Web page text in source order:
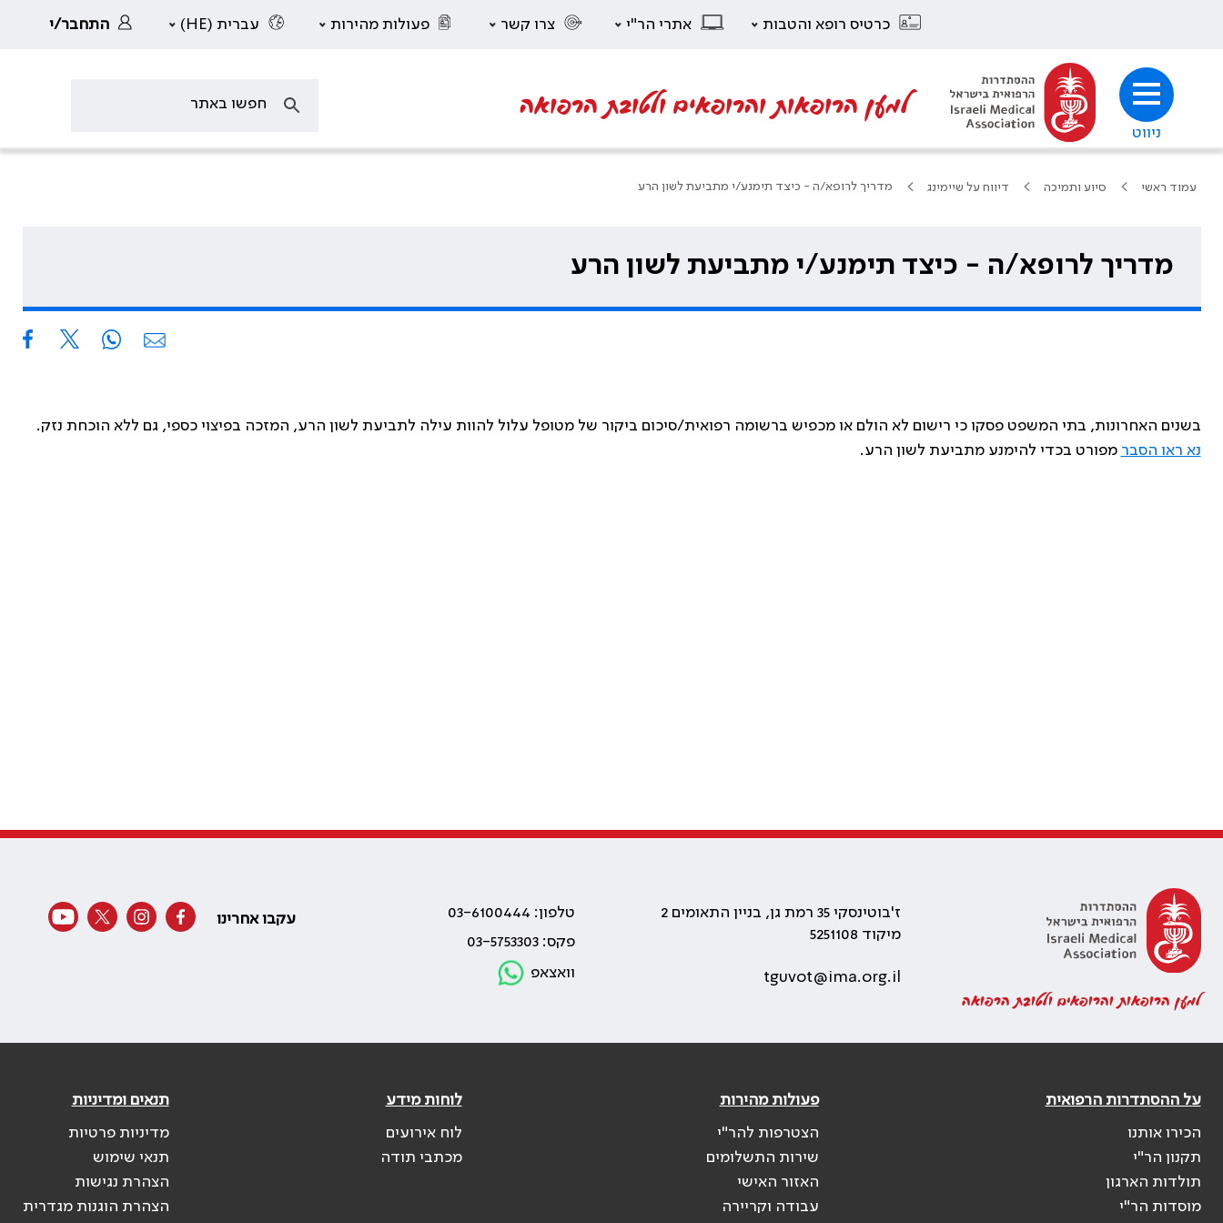
כרטיס רופא והטבות אתרי הר"י צרו קשר פעולות מהירות עברית (HE) התחבר/י
ניווט
למען הרופאות והרופאים ולטובת הרפואה
עמוד ראשי סיוע ותמיכה דיווח על שיימינג מדריך לרופא/ה - כיצד תימנע/י מתביעת לשון הרע
מדריך לרופא/ה - כיצד תימנע/י מתביעת לשון הרע
בשנים האחרונות, בתי המשפט פסקו כי רישום לא הולם או מכפיש ברשומה רפואית/סיכום ביקור של מטופל עלול להוות עילה לתביעת לשון הרע, המזכה בפיצוי כספי, גם ללא הוכחת נזק.
נא ראו הסבר מפורט בכדי להימנע מתביעת לשון הרע.
למען הרופאות והרופאים ולטובת הרפואה
ז'בוטינסקי 35 רמת גן, בניין התאומים 2
מיקוד 5251108
tguvot@ima.org.il
טלפון: 03-6100444
פקס: 03-5753303
וואצאפ
עקבו אחרינו
על ההסתדרות הרפואית
הכירו אותנו
תקנון הר"י
תולדות הארגון
מוסדות הר"י
פעולות מהירות
הצטרפות להר"י
שירות התשלומים
האזור האישי
עבודה וקריירה
לוחות מידע
לוח אירועים
מכתבי תודה
תנאים ומדיניות
מדיניות פרטיות
תנאי שימוש
הצהרת נגישות
הצהרת הוגנות מגדרית